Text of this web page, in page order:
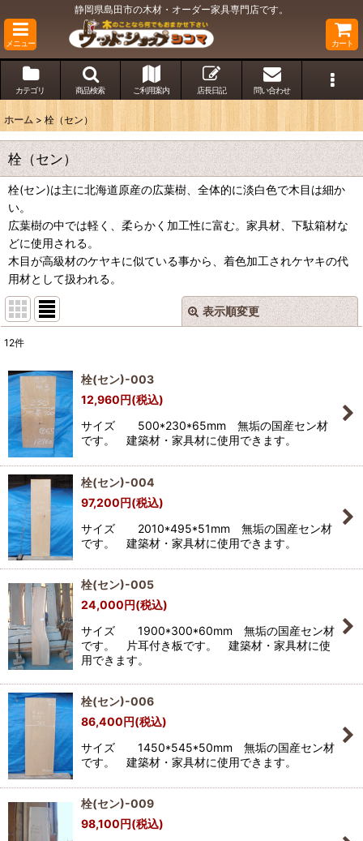
静岡県島田市の木材・オーダー家具専門店です。
メニュー カート
カテゴリ 商品検索 ご利用案内 店長日記 問い合わせ
ホーム > 栓（セン）
栓（セン）
栓(セン)は主に北海道原産の広葉樹、全体的に淡白色で木目は細か
い。
広葉樹の中では軽く、柔らかく加工性に富む。家具材、下駄箱材な
どに使用される。
木目が高級材のケヤキに似ている事から、着色加工されケヤキの代
用材として扱われる。
表示順変更
並び順
絞り込む
閉じる
12件
栓(セン)-003
12,960円(税込)
サイズ 500*230*65mm 無垢の国産セン材
です。 建築材・家具材に使用できます。
栓(セン)-004
97,200円(税込)
サイズ 2010*495*51mm 無垢の国産セン材
です。 建築材・家具材に使用できます。
栓(セン)-005
24,000円(税込)
サイズ 1900*300*60mm 無垢の国産セン材
です。 片耳付き板です。 建築材・家具材に使
用できます。
栓(セン)-006
86,400円(税込)
サイズ 1450*545*50mm 無垢の国産セン材
です。 建築材・家具材に使用できます。
栓(セン)-009
98,100円(税込)